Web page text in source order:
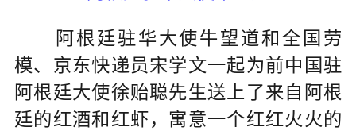
阿根廷驻华大使牛望道和全国劳
模、京东快递员宋学文一起为前中国驻
阿根廷大使徐贻聪先生送上了来自阿根
廷的红酒和红虾，寓意一个红红火火的